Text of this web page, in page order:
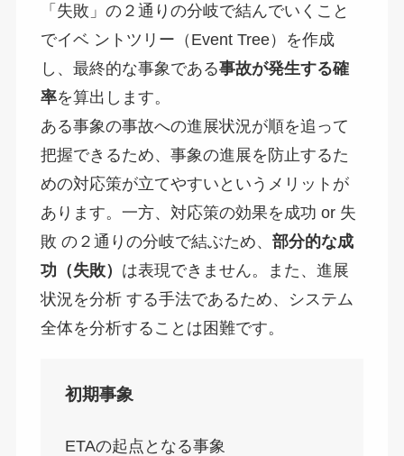
「失敗」の２通りの分岐で結んでいくこと
でイベ ントツリー（Event Tree）を作成
し、最終的な事象である事故が発生する確
率を算出します。
ある事象の事故への進展状況が順を追って
把握できるため、事象の進展を防止するた
めの対応策が立てやすいというメリットが
あります。一方、対応策の効果を成功 or 失
敗 の２通りの分岐で結ぶため、 部分的な成
功（失敗） は表現できません。また、進展
状況を分析 する手法であるため、システム
全体を分析することは困難です。
初期事象
ETAの起点となる事象